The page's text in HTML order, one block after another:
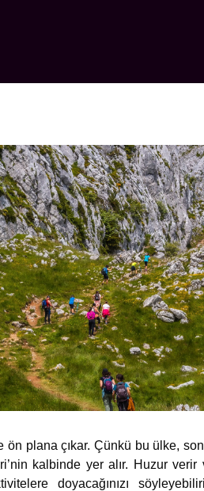
plana çıkar. Çünkü bu ülke,
kalbinde yer alır. Huzur
doyacağınızı